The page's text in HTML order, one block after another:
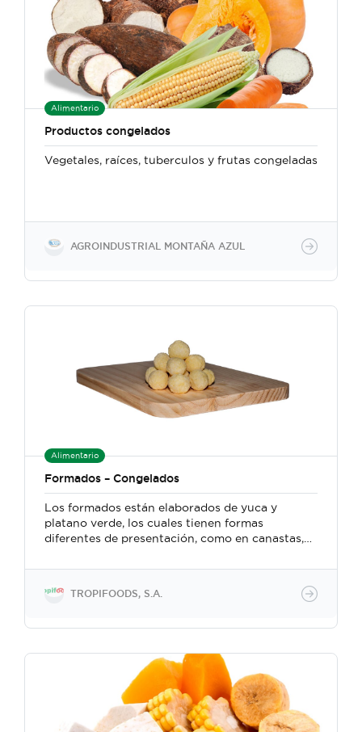
Alimentario
Productos congelados
Vegetales, raíces, tuberculos y frutas congeladas
AGROINDUSTRIAL MONTAÑA AZUL
Alimentario
Formados – Congelados
Los formados están elaborados de yuca y
platano verde, los cuales tienen formas
diferentes de presentación, como en canastas,
presentar en foods services y otros mercados,
preparación y cocimiento en la cocina de los
las edades. Productos libres de gluten.
TROPIFOODS, S.A.